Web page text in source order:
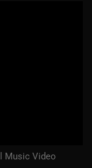
Music Video